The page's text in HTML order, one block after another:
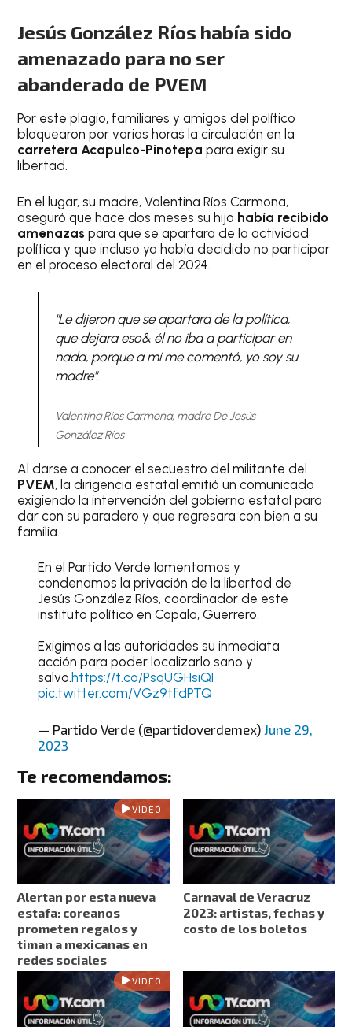
Jesús González Ríos había sido
amenazado para no ser
abanderado de PVEM
Por este plagio, familiares y amigos del político
bloquearon por varias horas la circulación en la
carretera Acapulco-Pinotepa para exigir su
libertad.
En el lugar, su madre, Valentina Ríos Carmona,
aseguró que hace dos meses su hijo había recibido
amenazaspara que se apartara de la actividad
política y que incluso ya había decidido no participar
en el proceso electoral del 2024.
"Le dijeron que se apartara de la política,
que dejara eso& él no iba a participar en
nada, porque a mí me comentó, yo soy su
madre".
Valentina Ríos Carmona, madre De Jesús
González Ríos
Al darse a conocer el secuestro del militante del
PVEM, la dirigencia estatal emitió un comunicado
exigiendo la intervención del gobierno estatal para
dar con su paradero y que regresara con bien a su
familia.
En el Partido Verde lamentamos y
condenamos la privación de la libertad de
Jesús González Ríos, coordinador de este
instituto político en Copala, Guerrero.
Exigimos a las autoridades su inmediata
acción para poder localizarlo sano y
salvo.https://t.co/PsqUGHsiQI
pic.twitter.com/VGz9tfdPTQ
— Partido Verde (@partidoverdemex) June 29,
2023
Te recomendamos:
VIDEO
Alertan por esta nueva
estafa: coreanos
prometen regalos y
timan a mexicanas en
redes sociales
Carnaval de Veracruz
2023: artistas, fechas y
costo de los boletos
VIDEO